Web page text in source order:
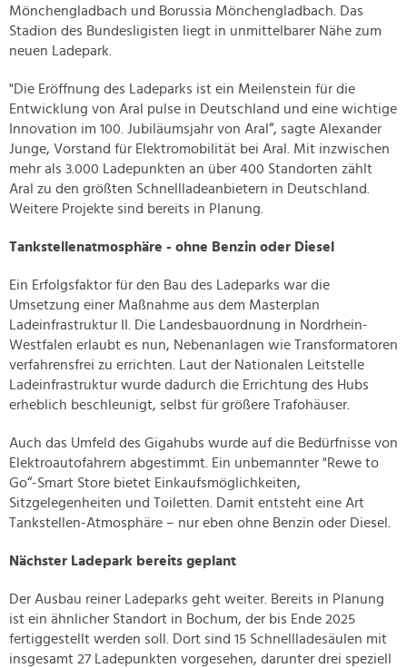
Mönchengladbach und Borussia Mönchengladbach. Das
Stadion des Bundesligisten liegt in unmittelbarer Nähe zum
neuen Ladepark.
"Die Eröffnung des Ladeparks ist ein Meilenstein für die
Entwicklung von Aral pulse in Deutschland und eine wichtige
Innovation im 100. Jubiläumsjahr von Aral“, sagte Alexander
Junge, Vorstand für Elektromobilität bei Aral. Mit inzwischen
mehr als 3.000 Ladepunkten an über 400 Standorten zählt
Aral zu den größten Schnellladeanbietern in Deutschland.
Weitere Projekte sind bereits in Planung.
Tankstellenatmosphäre - ohne Benzin oder Diesel
Ein Erfolgsfaktor für den Bau des Ladeparks war die
Umsetzung einer Maßnahme aus dem Masterplan
Ladeinfrastruktur II. Die Landesbauordnung in Nordrhein-
Westfalen erlaubt es nun, Nebenanlagen wie Transformatoren
verfahrensfrei zu errichten. Laut der Nationalen Leitstelle
Ladeinfrastruktur wurde dadurch die Errichtung des Hubs
erheblich beschleunigt, selbst für größere Trafohäuser.
Auch das Umfeld des Gigahubs wurde auf die Bedürfnisse von
Elektroautofahrern abgestimmt. Ein unbemannter "Rewe to
Go“-Smart Store bietet Einkaufsmöglichkeiten,
Sitzgelegenheiten und Toiletten. Damit entsteht eine Art
Tankstellen-Atmosphäre – nur eben ohne Benzin oder Diesel.
Nächster Ladepark bereits geplant
Der Ausbau reiner Ladeparks geht weiter. Bereits in Planung
ist ein ähnlicher Standort in Bochum, der bis Ende 2025
fertiggestellt werden soll. Dort sind 15 Schnellladesäulen mit
insgesamt 27 Ladepunkten vorgesehen, darunter drei speziell